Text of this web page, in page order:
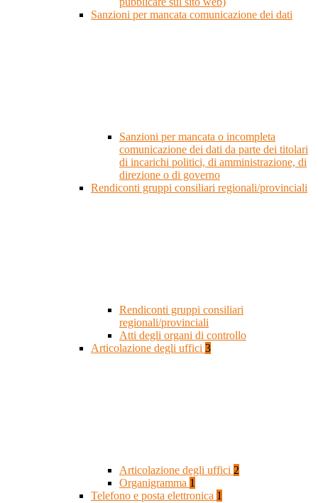
Sanzioni per mancata comunicazione dei dati
Sanzioni per mancata o incompleta
comunicazione dei dati da parte dei titolari
di incarichi politici, di amministrazione, di
direzione o di governo
Rendiconti gruppi consiliari regionali/provinciali
Rendiconti gruppi consiliari
regionali/provinciali
Atti degli organi di controllo
Articolazione degli uffici 3
Articolazione degli uffici 2
Organigramma 1
Telefono e posta elettronica 1